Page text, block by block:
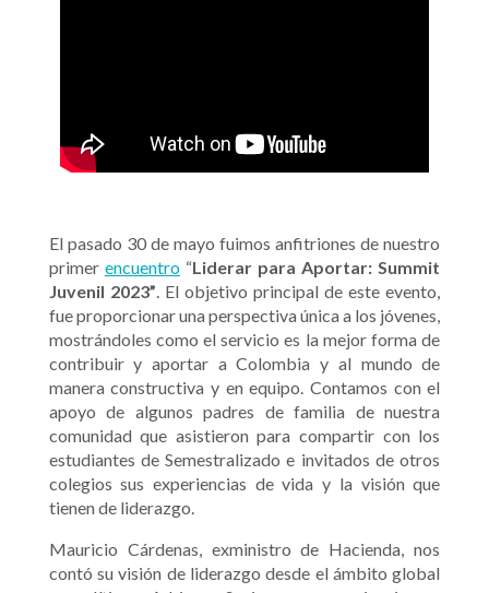
El pasado 30 de mayo fuimos anfitriones de nuestro
primer encuentro“Liderar para Aportar: Summit
Juvenil 2023”. El objetivo principal de este evento,
fue proporcionar una perspectiva única a los jóvenes,
mostrándoles como el servicio es la mejor forma de
contribuir y aportar a Colombia y al mundode
manera constructiva y en equipo. Contamos con el
apoyo de algunos padres de familia de nuestra
comunidad que asistieron para compartir con los
estudiantes de Semestralizado e invitados de otros
colegios sus experiencias de vida y la visión que
tienen de liderazgo.
Mauricio Cárdenas, exministro de Hacienda, nos
contó su visión de liderazgo desde el ámbito global